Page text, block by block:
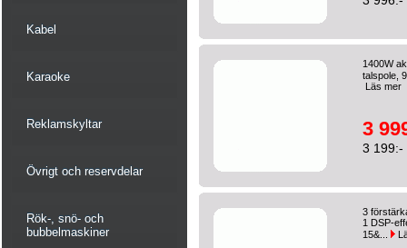
Kabel
Karaoke
Reklamskyltar
Övrigt och reservdelar
Rök-, snö- och
bubbelmaskiner
1400W
talspole,
Läs mer
3
3 199:-
3
1 DSP-
15&...